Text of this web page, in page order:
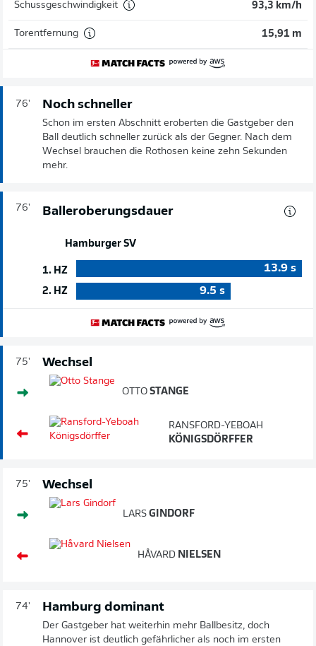
Schussgeschwindigkeit 93,3 km/h
Torentfernung 15,91 m
76' Noch schneller
Schon im ersten Abschnitt eroberten die Gastgeber den
Ball deutlich schneller zurück als der Gegner. Nach dem
Wechsel brauchen die Rothosen keine zehn Sekunden
mehr.
76' Balleroberungsdauer
Hamburger SV
1. HZ
2. HZ
13.9 s
9.5 s
75' Wechsel
OTTO STANGE
RANSFORD-YEBOAH
KÖNIGSDÖRFFER
75' Wechsel
LARS GINDORF
HÅVARD NIELSEN
74' Hamburg dominant
Der Gastgeber hat weiterhin mehr Ballbesitz, doch
Hannover ist deutlich gefährlicher als noch im ersten